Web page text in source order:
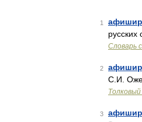
1
Словарь
2
С.И.
3